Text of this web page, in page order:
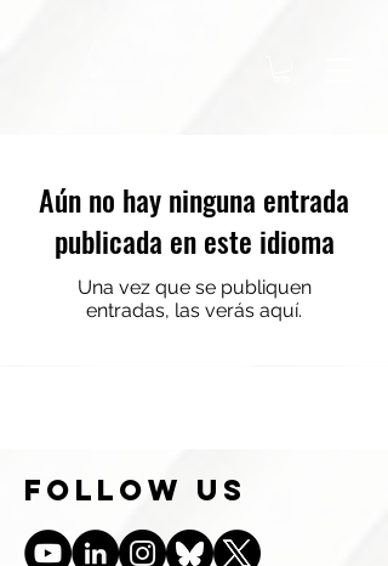
Aún no hay ninguna entrada
publicada en este idioma
Una vez que se publiquen
entradas, las verás aquí.
follow us